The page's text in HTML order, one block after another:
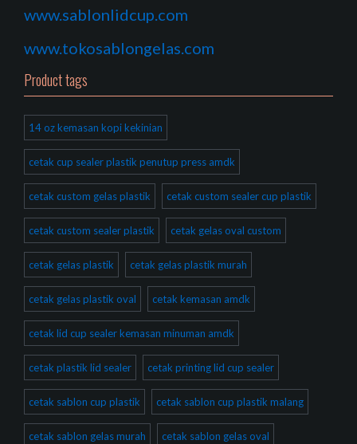
www.sablonlidcup.com
www.tokosablongelas.com
Product tags
14 oz kemasan kopi kekinian
cetak cup sealer plastik penutup press amdk
cetak custom gelas plastik cetak custom sealer cup plastik
cetak custom sealer plastik cetak gelas oval custom
cetak gelas plastik cetak gelas plastik murah
cetak gelas plastik oval cetak kemasan amdk
cetak lid cup sealer kemasan minuman amdk
cetak plastik lid sealer cetak printing lid cup sealer
cetak sablon cup plastik cetak sablon cup plastik malang
cetak sablon gelas murah cetak sablon gelas oval